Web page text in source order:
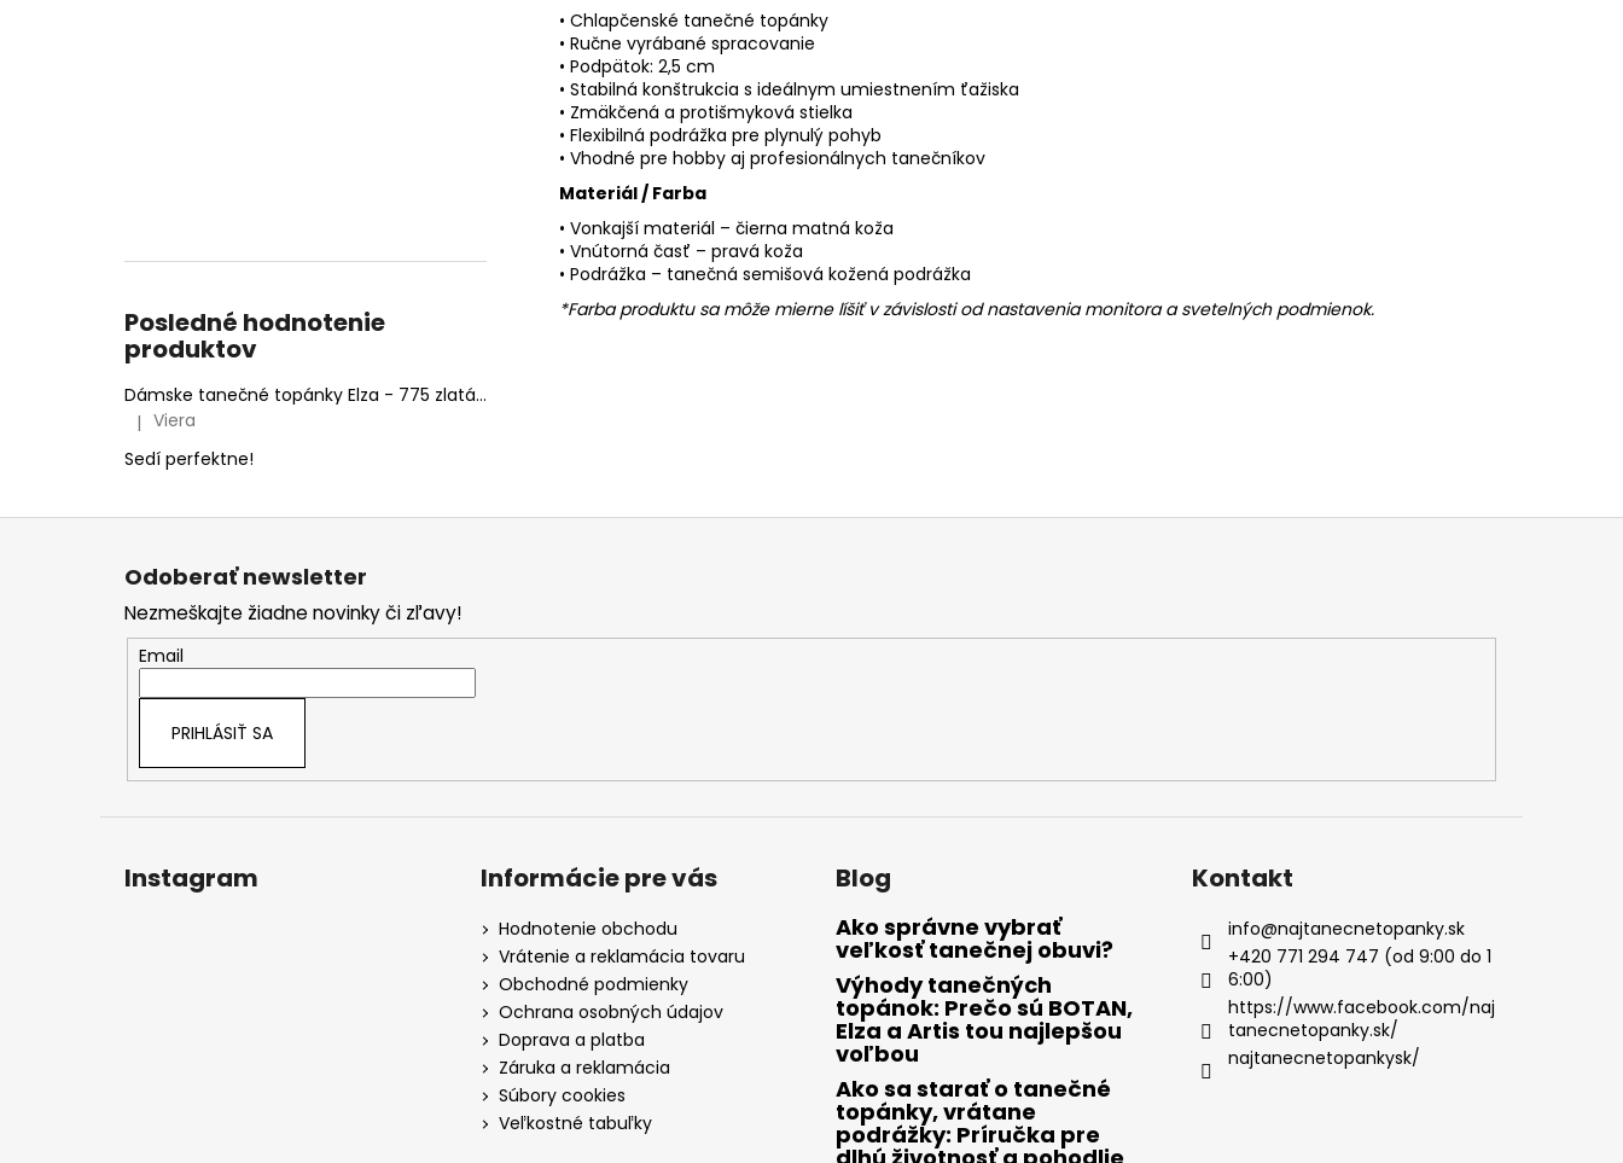
Posledné hodnotenie
produktov
Dámske tanečné topánky Elza - 775 zlatá 6,5 cm Flare
Hodnotenie produktu je 5 z 5 hviezdičiek.
| Viera
Sedí perfektne!
• Chlapčenské tanečné topánky
• Ručne vyrábané spracovanie
• Podpätok: 2,5 cm
• Stabilná konštrukcia s ideálnym umiestnením ťažiska
• Zmäkčená a protišmyková stielka
• Flexibilná podrážka pre plynulý pohyb
• Vhodné pre hobby aj profesionálnych tanečníkov
Materiál / Farba
• Vonkajší materiál – čierna matná koža
• Vnútorná časť – pravá koža
• Podrážka – tanečná semišová kožená podrážka
*Farba produktu sa môže mierne líšiť v závislosti od nastavenia monitora a svetelných podmienok.
Z
Odoberať newsletter
Nezmeškajte žiadne novinky či zľavy!
Email
PRIHLÁSIŤ SA
Instagram Informácie pre vás
Hodnotenie obchodu
Vrátenie a reklamácia tovaru
Obchodné podmienky
Ochrana osobných údajov
Doprava a platba
Záruka a reklamácia
Súbory cookies
Veľkostné tabuľky
Blog
Ako správne vybrať
veľkosť tanečnej obuvi?
Výhody tanečných
topánok: Prečo sú BOTAN,
Elza a Artis tou najlepšou
voľbou
Ako sa starať o tanečné
topánky, vrátane
podrážky: Príručka pre
Kontakt
info@najtanecnetopanky.sk
+420 771 294 747 (od 9:00 do 1
6:00)
https://www.facebook.com/naj
tanecnetopanky.sk/
najtanecnetopankysk/